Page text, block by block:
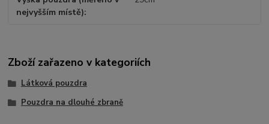
nejvyšším místě)
Zboží zařazeno v kategoriích
Látková pouzdra
Pouzdra na dlouhé zbraně